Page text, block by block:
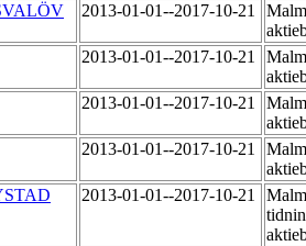
2013-01-01--2017-10-21
2013-01-01--2017-10-21
2013-01-01--2017-10-21
2013-01-01--2017-10-21
2013-01-01--2017-10-21